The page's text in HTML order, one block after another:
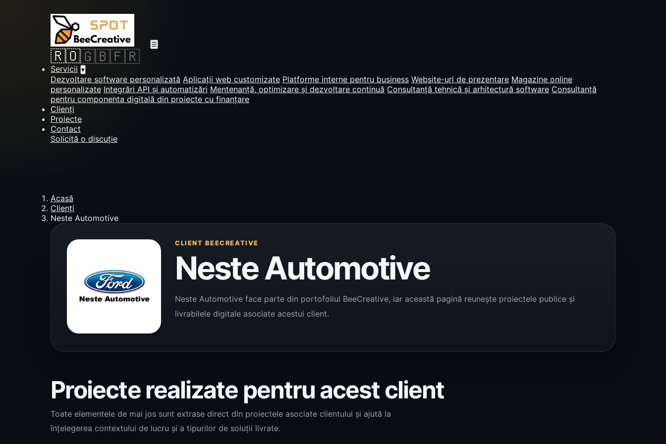
☰
🇷🇴🇬🇧🇫🇷
Servicii ▾
Dezvoltare software personalizată Aplicații web customizate Platforme interne pentru business Website-uri de prezentare Magazine online
personalizate Integrări API și automatizări Mentenanță, optimizare și dezvoltare continuă Consultanță tehnică și arhitectură software Consultanță
pentru componenta digitală din proiecte cu finanțare
Clienți
Proiecte
Contact
Solicită o discuție
Acasă
Clienți
Neste Automotive
CLIENT BEECREATIVE
Neste Automotive
Neste Automotive face parte din portofoliul BeeCreative, iar această pagină reunește proiectele publice și
livrabilele digitale asociate acestui client.
Proiecte realizate pentru acest client
Toate elementele de mai jos sunt extrase direct din proiectele asociate clientului și ajută la
înțelegerea contextului de lucru și a tipurilor de soluții livrate.